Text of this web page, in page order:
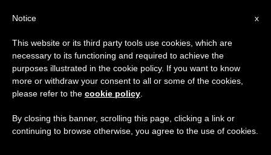
ETIQUETA
Posts Tagged
‘Universais Católica
De Valencia’
×
Aviso importante
Del 27 de julio al 7 de agosto haremos la pausa
anual, aprovechando que en el periodo de verano
se generan menos informaciones y también el
x
Notice
This website or its third party tools use cookies, which are
necessary to its functioning and required to achieve the
purposes illustrated in the cookie policy. If you want to know
more or withdraw your consent to all or some of the cookies,
please refer to the cookie policy
By closing this banner, scrolling this page, clicking a link or
continuing to browse otherwise, you agree to the use of cookies.